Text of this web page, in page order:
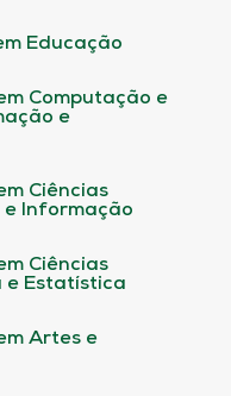
Educação
Computação e
e
Ciências
e Informação
Ciências
e Estatística
Artes e